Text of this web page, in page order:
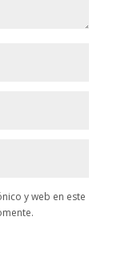
y web en este